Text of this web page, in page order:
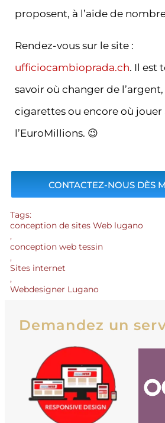
proposent, à l’aide de
Rendez-vous sur le site :
ufficiocambioprada.ch. Il est
savoir où changer de
cigarettes ou encore où jouer
l’EuroMillions. 😉
CONTACTEZ-NOUS DÈS
Tags:
conception de sites Web lugano
,
conception web tessin
,
Sites internet
,
Webdesigner Lugano
Demandez un